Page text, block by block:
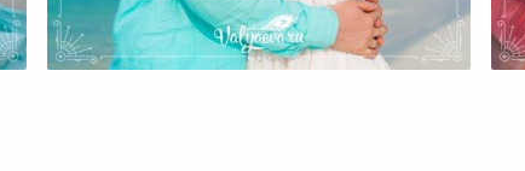
А Если У Меня Не Получается?